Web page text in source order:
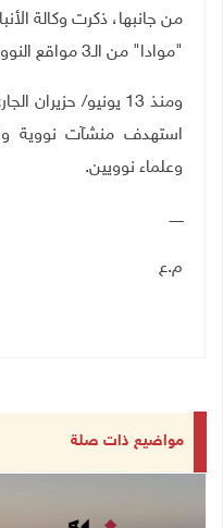
من جانبها، ذكرت وكالة
"موادا" من الـ3 مواقع النووية التي قصفتها الولايات المتحدة.
ومنذ 13 يونيو/
استهدف منشآت نووية
وعلماء نوويين.
ــــــ
م.ع
مواضيع ذات صلة